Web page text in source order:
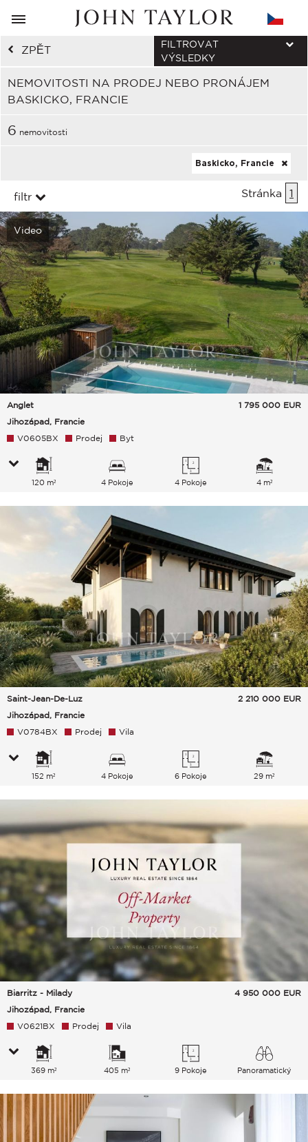
ZPĚT
NEMOVITOSTI NA PRODEJ NEBO PRONÁJEM
BASKICKO, FRANCIE
FILTROVAT
VÝSLEDKY
6 nemovitosti
Baskicko, Francie
filtr Stránka 1
Video
Anglet
Jihozápad, Francie
1 795 000 EUR
V0605BX Prodej Byt
120 m² 4 Pokoje 4 Pokoje 4 m²
Saint-Jean-De-Luz
Jihozápad, Francie
2 210 000 EUR
V0784BX Prodej Vila
152 m² 4 Pokoje 6 Pokoje 29 m²
Biarritz - Milady
Jihozápad, Francie
4 950 000 EUR
V0621BX Prodej Vila
369 m² 405 m² 9 Pokoje
Panoramatický